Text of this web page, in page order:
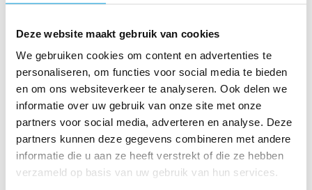
Deze website maakt gebruik van cookies
We gebruiken cookies om content en advertenties te
personaliseren, om functies voor social media te bieden
en om ons websiteverkeer te analyseren. Ook delen we
informatie over uw gebruik van onze site met onze
partners voor social media, adverteren en analyse. Deze
partners kunnen deze gegevens combineren met andere
informatie die u aan ze heeft verstrekt of die ze hebben
verzameld op basis van uw gebruik van hun services.
Floor van der Hoek
Raised so far
€973